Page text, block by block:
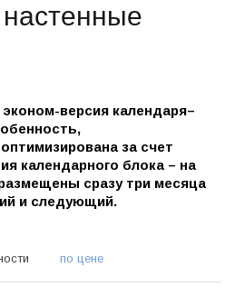
версия календаря–
за счет
календарного блока – на
сразу три месяца
и следующий.
по цене